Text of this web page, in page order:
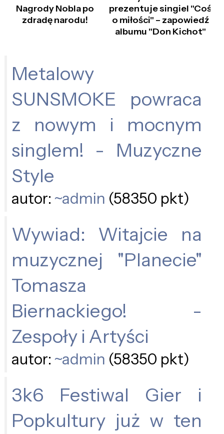
Nagrody Nobla po
zdradę narodu!
prezentuje singiel "Coś
o miłości" – zapowiedź
albumu "Don Kichot"
Metalowy
SUNSMOKE powraca
z nowym i mocnym
singlem! - Muzyczne
Style
autor: ~admin (58350 pkt)
Wywiad: Witajcie na
muzycznej "Planecie"
Tomasza
Biernackiego! -
Zespoły i Artyści
autor: ~admin (58350 pkt)
3k6 Festiwal Gier i
Popkultury już w ten